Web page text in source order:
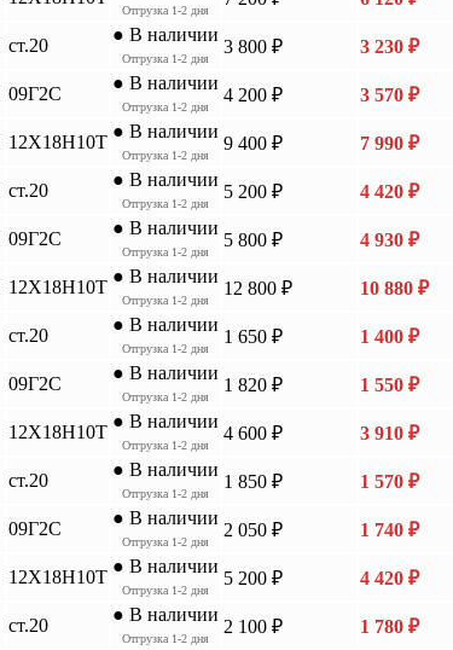
Отгрузка 1-2 дня
ст.20
● В наличии
Отгрузка 1-2 дня
3 800 ₽ 3 230 ₽
09Г2С
● В наличии
Отгрузка 1-2 дня
4 200 ₽ 3 570 ₽
12Х18Н10Т
● В наличии
Отгрузка 1-2 дня
9 400 ₽ 7 990 ₽
ст.20
● В наличии
Отгрузка 1-2 дня
5 200 ₽ 4 420 ₽
09Г2С
● В наличии
Отгрузка 1-2 дня
5 800 ₽ 4 930 ₽
12Х18Н10Т
● В наличии
Отгрузка 1-2 дня
12 800 ₽ 10 880 ₽
ст.20
● В наличии
Отгрузка 1-2 дня
1 650 ₽ 1 400 ₽
09Г2С
● В наличии
Отгрузка 1-2 дня
1 820 ₽ 1 550 ₽
12Х18Н10Т
● В наличии
Отгрузка 1-2 дня
4 600 ₽ 3 910 ₽
ст.20
● В наличии
Отгрузка 1-2 дня
1 850 ₽ 1 570 ₽
09Г2С
● В наличии
Отгрузка 1-2 дня
2 050 ₽ 1 740 ₽
12Х18Н10Т
● В наличии
Отгрузка 1-2 дня
5 200 ₽ 4 420 ₽
ст.20
● В наличии
Отгрузка 1-2 дня
2 100 ₽ 1 780 ₽